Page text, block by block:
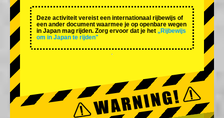
Deze activiteit vereist een internationaal rijbewijs of
een ander document waarmee je op openbare wegen
in Japan mag rijden. Zorg ervoor dat je het „Rijbewijs
om in Japan te rijden"